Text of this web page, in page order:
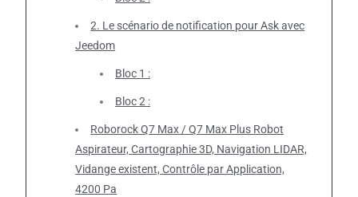
2. Le scénario de notification pour Ask avec
Jeedom
Bloc 1 :
Bloc 2 :
Roborock Q7 Max / Q7 Max Plus Robot
Aspirateur, Cartographie 3D, Navigation LIDAR,
Vidange existent, Contrôle par Application,
4200 Pa